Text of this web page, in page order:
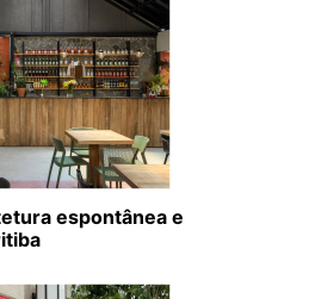
espontânea e